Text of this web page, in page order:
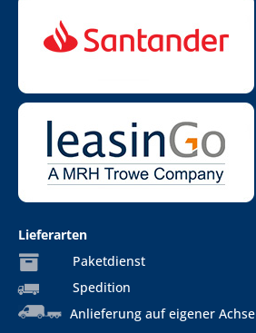
Lieferarten
Paketdienst
Spedition
Anlieferung auf eigener Achse